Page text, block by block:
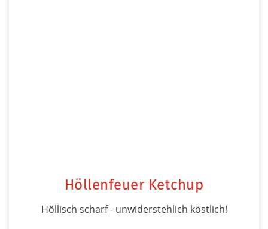
Höllenfeuer Ketchup
Höllisch scharf - unwiderstehlich köstlich!